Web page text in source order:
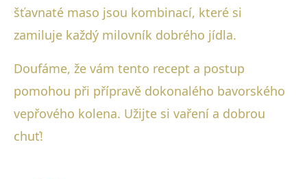
šťavnaté maso jsou kombinací, které si
zamiluje každý milovník dobrého jídla.
Doufáme, že vám tento recept a postup
pomohou při přípravě dokonalého bavorského
vepřového kolena. Užijte si vaření a dobrou
chuť!